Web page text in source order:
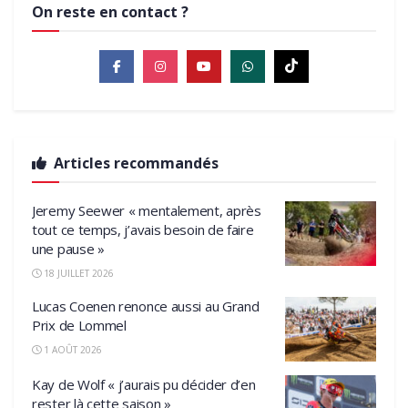
On reste en contact ?
Articles recommandés
Jeremy Seewer « mentalement, après
tout ce temps, j’avais besoin de faire
une pause »
18 JUILLET 2026
Lucas Coenen renonce aussi au Grand
Prix de Lommel
1 AOÛT 2026
Kay de Wolf « j’aurais pu décider d’en
rester là cette saison »